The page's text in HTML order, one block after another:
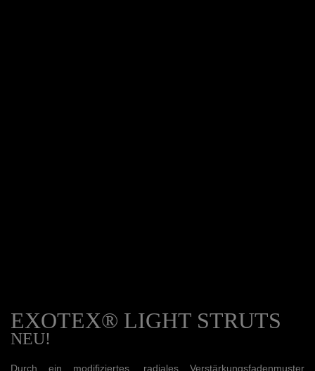
EXOTEX® LIGHT STRUTS
NEU!
Durch ein modifiziertes, radiales Verstärkungsfadenmuster